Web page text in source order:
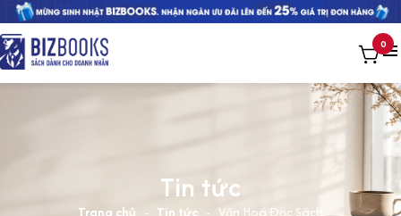
0
Tin tức
Trang chủ - Tin tức - Văn Hoá Đọc Sách